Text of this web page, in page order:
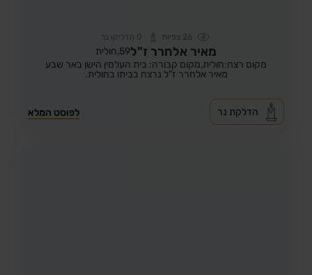
26 צפיות 0 הדליקו נר
מאיר אלחרר ז"ל59, חולית
מקום רצח:חולית,מקום קבורה: בית העלמין הישן באר שבע
מאיר אלחרר ז"ל נרצח בביתו בחולית.
לפוסט המלא הדלקת נר